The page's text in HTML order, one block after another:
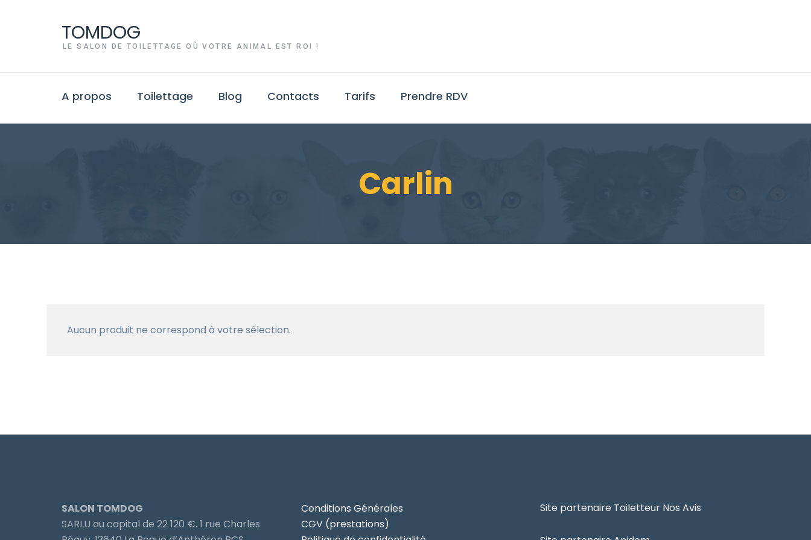
TOMDOG
LE SALON DE TOILETTAGE OÙ VOTRE ANIMAL EST ROI !
A propos Toilettage Blog Contacts Tarifs Prendre RDV
Carlin
Aucun produit ne correspond à votre sélection.
SALON TOMDOG
SARLU au capital de 22 120 €. 1 rue Charles
Conditions Générales
CGV (prestations)
Site partenaire Toiletteur Nos Avis